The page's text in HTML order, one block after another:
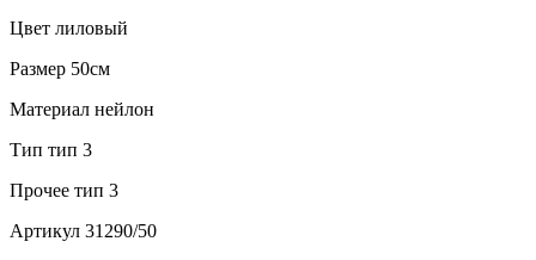
Цвет лиловый
Размер 50см
Материал нейлон
Тип тип 3
Прочее тип 3
Артикул 31290/50